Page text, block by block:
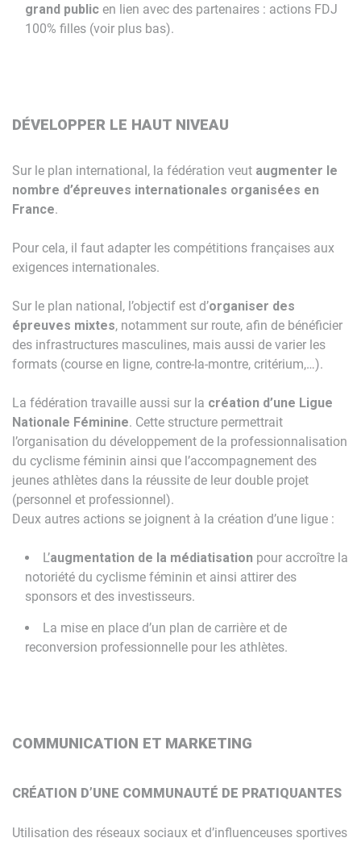
grand public en lien avec des partenaires : actions FDJ
100% filles (voir plus bas).
DÉVELOPPER LE HAUT NIVEAU
Sur le plan international, la fédération veut augmenter le
nombre d’épreuves internationales organisées en
France.
Pour cela, il faut adapter les compétitions françaises aux
exigences internationales.
Sur le plan national, l’objectif est d’organiser des
épreuves mixtes, notamment sur route, afin de bénéficier
des infrastructures masculines, mais aussi de varier les
formats (course en ligne, contre-la-montre, critérium,…).
La fédération travaille aussi sur la création d’une Ligue
Nationale Féminine. Cette structure permettrait
l’organisation du développement de la professionnalisation
du cyclisme féminin ainsi que l’accompagnement des
jeunes athlètes dans la réussite de leur double projet
(personnel et professionnel).
Deux autres actions se joignent à la création d’une ligue :
L’augmentation de la médiatisation pour accroître la
notoriété du cyclisme féminin et ainsi attirer des
sponsors et des investisseurs.
La mise en place d’un plan de carrière et de
reconversion professionnelle pour les athlètes.
COMMUNICATION ET MARKETING
CRÉATION D’UNE COMMUNAUTÉ DE PRATIQUANTES
Utilisation des réseaux sociaux et d’influenceuses sportives